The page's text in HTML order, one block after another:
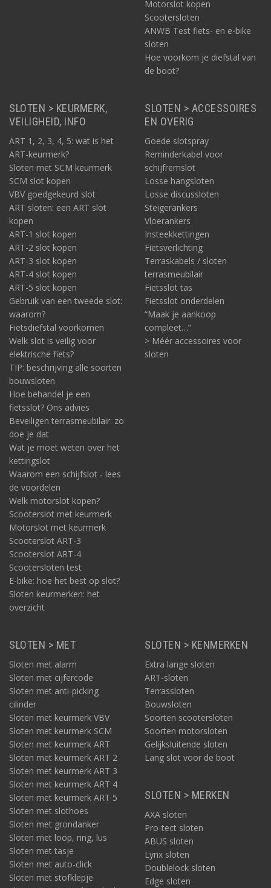
Motorslot kopen
Scootersloten
ANWB Test fiets- en e-bike
sloten
Hoe voorkom je diefstal van
de boot?
SLOTEN > KEURMERK,
VEILIGHEID, INFO
ART 1, 2, 3, 4, 5: wat is het
ART-keurmerk?
Sloten met SCM keurmerk
SCM slot kopen
VBV goedgekeurd slot
ART sloten: een ART slot
kopen
ART-1 slot kopen
ART-2 slot kopen
ART-3 slot kopen
ART-4 slot kopen
ART-5 slot kopen
Gebruik van een tweede slot:
waarom?
Fietsdiefstal voorkomen
Welk slot is veilig voor
elektrische fiets?
TIP: beschrijving alle soorten
bouwsloten
Hoe behandel je een
fietsslot? Ons advies
Beveiligen terrasmeubilair: zo
doe je dat
Wat je moet weten over het
kettingslot
Waarom een schijfslot - lees
de voordelen
Welk motorslot kopen?
Scooterslot met keurmerk
Motorslot met keurmerk
Scooterslot ART-3
Scooterslot ART-4
Scootersloten test
E-bike: hoe het best op slot?
Sloten keurmerken: het
overzicht
SLOTEN > ACCESSOIRES
EN OVERIG
Goede slotspray
Reminderkabel voor
schijfremslot
Losse hangsloten
Losse discussloten
Steigerankers
Vloerankers
Insteekkettingen
Fietsverlichting
Terraskabels / sloten
terrasmeubilair
Fietsslot tas
Fietsslot onderdelen
“Maak je aankoop
compleet…”
> Méér accessoires voor
sloten
SLOTEN > MET
Sloten met alarm
Sloten met cijfercode
Sloten met anti-picking
cilinder
Sloten met keurmerk VBV
Sloten met keurmerk SCM
Sloten met keurmerk ART
Sloten met keurmerk ART 2
Sloten met keurmerk ART 3
Sloten met keurmerk ART 4
Sloten met keurmerk ART 5
Sloten met slothoes
Sloten met grondanker
Sloten met loop, ring, lus
Sloten met tasje
Sloten met auto-click
Sloten met stofklepje
SLOTEN > KENMERKEN
Extra lange sloten
ART-sloten
Terrassloten
Bouwsloten
Soorten scootersloten
Soorten motorsloten
Gelijksluitende sloten
Lang slot voor de boot
SLOTEN > MERKEN
AXA sloten
Pro-tect sloten
ABUS sloten
Lynx sloten
Doublelock sloten
Edge sloten